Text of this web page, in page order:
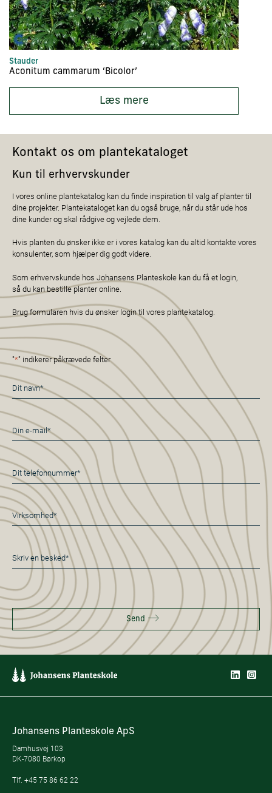
Stauder
Aconitum cammarum ‘Bicolor’
Læs mere
Kontakt os om plantekataloget
Kun til erhvervskunder
I vores online plantekatalog kan du finde inspiration til valg af planter til
dine projekter. Plantekataloget kan du også bruge, når du står ude hos
dine kunder og skal rådgive og vejlede dem.
Hvis planten du ønsker ikke er i vores katalog kan du altid kontakte vores
konsulenter, som hjælper dig godt videre.
Som erhvervskunde hos Johansens Planteskole kan du få et login,
så du kan bestille planter online.
Brug formularen hvis du ønsker login til vores plantekatalog.
"*" indikerer påkrævede felter
Navn
*
E-
mail
*
Telefon
*
Virksomhed*
*
Besked
*
Send
Johansens Planteskole ApS
Damhusvej 103
DK-7080 Børkop
Tlf. +45 75 86 62 22